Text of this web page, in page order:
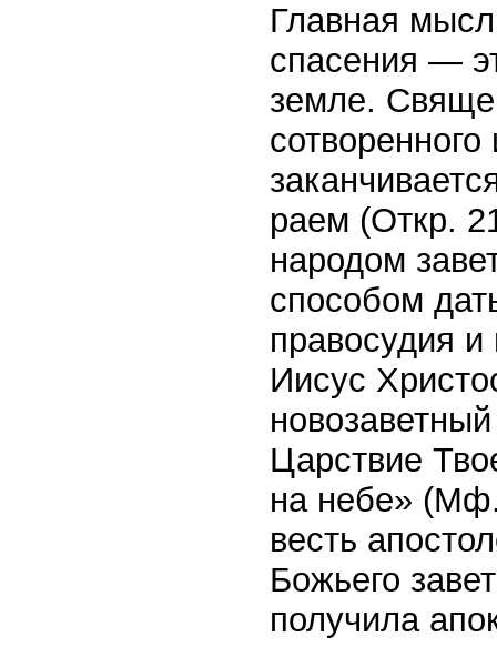
Главная
спасения —
земле.
раем (Откр.
народом
способом
правосудия
Иисус
Царствие
на небе»
весть
Божьего
получила